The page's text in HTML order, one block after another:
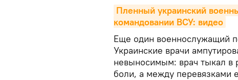
Пленный украинский
командовании ВСУ: видео
Еще один военнослужащий
Украинские врачи
невыносимым: врач тыкал в
боли, а между перевязками